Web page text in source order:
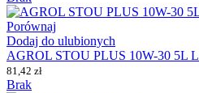
Porównaj
Dodaj do ulubionych
AGROL STOU PLUS 10W-30 5L
81,42 zł
Brak